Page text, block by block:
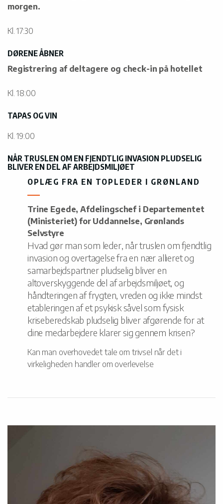
morgen.
Kl. 17:30
DØRENE ÅBNER
Registrering af deltagere og check-in på hotellet
Kl. 18:00
TAPAS OG VIN
Kl. 19:00
NÅR TRUSLEN OM EN FJENDTLIG INVASION PLUDSELIG
BLIVER EN DEL AF ARBEJDSMILJØET
OPLÆG FRA EN TOPLEDER I GRØNLAND
Trine Egede, Afdelingschef i Departementet
(Ministeriet) for Uddannelse, Grønlands
Selvstyre
Hvad gør man som leder, når truslen om fjendtlig
invasion og overtagelse fra en nær allieret og
samarbejdspartner pludselig bliver en
altoverskyggende del af arbejdsmiljøet, og
håndteringen af frygten, vreden og ikke mindst
etableringen af et psykisk såvel som fysisk
kriseberedskab pludselig bliver afgørende for at
dine medarbejdere klarer sig gennem krisen?
Kan man overhovedet tale om trivsel når det i
virkeligheden handler om overlevelse